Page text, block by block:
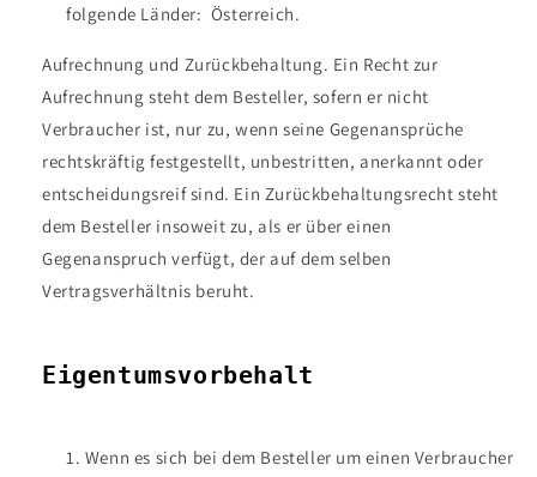
folgende Länder: Österreich.
Aufrechnung und Zurückbehaltung. Ein Recht zur
Aufrechnung steht dem Besteller, sofern er nicht
Verbraucher ist, nur zu, wenn seine Gegenansprüche
rechtskräftig festgestellt, unbestritten, anerkannt oder
entscheidungsreif sind. Ein Zurückbehaltungsrecht steht
dem Besteller insoweit zu, als er über einen
Gegenanspruch verfügt, der auf dem selben
Vertragsverhältnis beruht.
Eigentumsvorbehalt
Wenn es sich bei dem Besteller um einen Verbraucher